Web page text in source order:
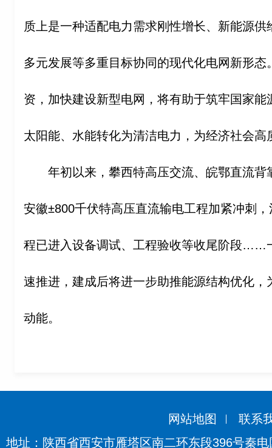
质上是一种适配电力需求刚性增长、新能源
多元发展等多重目标协同的现代化电网新形
资，加快建设新型电网，将有助于筑牢国家
太阳能、水能转化为清洁电力，为经济社会高
年初以来，攀西特高压交流、皖鄂直流
安徽±800千伏特高压直流输电工程加紧冲刺
程已进入设备调试、工程验收等收尾阶段……
速推进，建成后将进一步助推能源结构优化
动能。
网站地图
联系
地址：陕西省西安市雁塔区南二环东段396号秦